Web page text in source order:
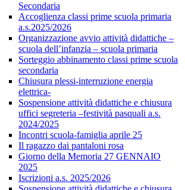
Secondaria
Accoglienza classi prime scuola primaria
a.s.2025/2026
Organizzazione avvio attività didattiche –
scuola dell’infanzia – scuola primaria
Sorteggio abbinamento classi prime scuola
secondaria
Chiusura plessi-interruzione energia
elettrica-
Sospensione attività didattiche e chiusura
uffici segreteria –festività pasquali a.s.
2024/2025
Incontri scuola-famiglia aprile 25
Il ragazzo dai pantaloni rosa
Giorno della Memoria 27 GENNAIO
2025
Iscrizioni a.s. 2025/2026